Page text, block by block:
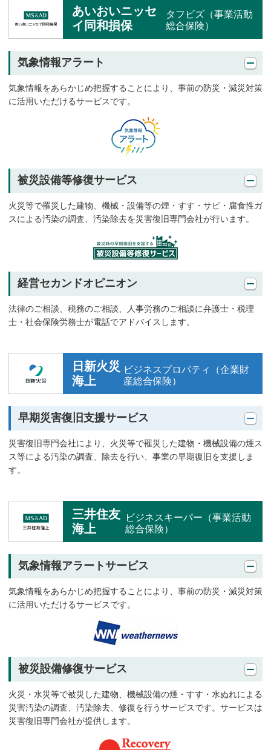
あいおいニッセ
イ同和損保
タフビズ（事業活動
総合保険）
気象情報アラート
気象情報をあらかじめ把握することにより、事前の防災・減災対策
に活用いただけるサービスです。
被災設備等修復サービス
火災等で罹災した建物、機械・設備等の煙・すす・サビ・腐食性ガ
スによる汚染の調査、汚染除去を災害復旧専門会社が行います。
経営セカンドオピニオン
法律のご相談、税務のご相談、人事労務のご相談に弁護士・税理
士・社会保険労務士が電話でアドバイスします。
日新火災
海上
ビジネスプロパティ（企業財
産総合保険）
早期災害復旧支援サービス
災害復旧専門会社により、火災等で罹災した建物・機械設備の煙ス
ス等による汚染の調査、除去を行い、事業の早期復旧を支援しま
す。
三井住友
海上
ビジネスキーパー（事業活動
総合保険）
気象情報アラートサービス
気象情報をあらかじめ把握することにより、事前の防災・減災対策
に活用いただけるサービスです。
被災設備修復サービス
火災・水災等で被災した建物、機械設備の煙・すす・水ぬれによる
災害汚染の調査、汚染除去、修復を行うサービスです。サービスは
災害復旧専門会社が提供します。